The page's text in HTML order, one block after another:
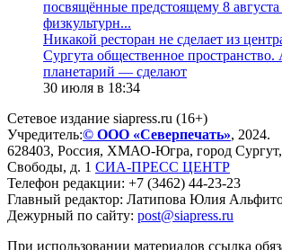
посвящённые предстоящему 8
физкультурн...
​Никакой ресторан не сделает из
Сургута общественное пространство.
планетарий — сделают
30 июля в 18:34
Сетевое издание siapress.ru (16+)
Учредитель:© ООО «Северпечать», 2024.
628403, Россия, ХМАО-Югра, город Сургут,
Свободы, д. 1 СИА-ПРЕСС ЦЕНТР
Телефон редакции: +7 (3462) 44-23-23
Главный редактор: Латипова Юлия
Дежурный по сайту: post@siapress.ru
При использовании материалов ссылка